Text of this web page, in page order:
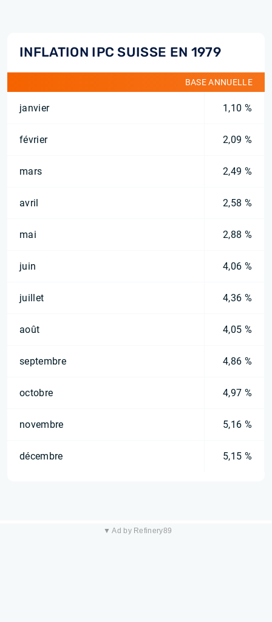
INFLATION IPC SUISSE EN 1979
BASE ANNUELLE
janvier 1,10 %
février 2,09 %
mars 2,49 %
avril 2,58 %
mai 2,88 %
juin 4,06 %
juillet 4,36 %
août 4,05 %
septembre 4,86 %
octobre 4,97 %
novembre 5,16 %
décembre 5,15 %
▼ Ad by Refinery89